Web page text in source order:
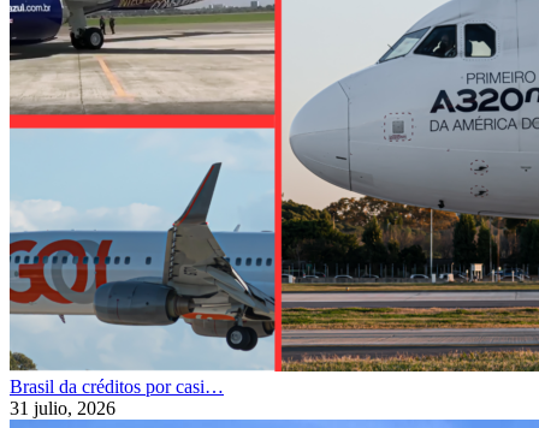
Brasil da créditos por casi…
31 julio, 2026